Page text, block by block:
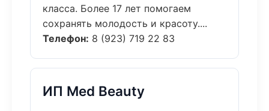
класса. Более 17 лет помогаем
сохранять молодость и красоту....
Телефон: 8 (923) 719 22 83
ИП Med Beauty